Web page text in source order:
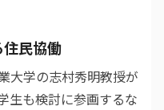
民協働
大学の志村秀明教授が
生も検討に参画するな